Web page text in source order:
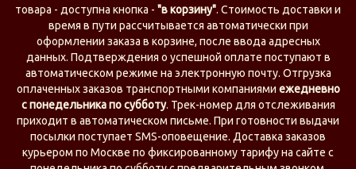
товара - доступна кнопка - "в корзину". Стоимость доставки и
время в пути рассчитывается автоматически при
оформлении заказа в корзине, после ввода адресных
данных. Подтверждения о успешной оплате поступают в
автоматическом режиме на электронную почту. Отгрузка
оплаченных заказов транспортными компаниями ежедневно
с понедельника по субботу. Трек-номер для отслеживания
приходит в автоматическом письме. При готовности выдачи
посылки поступает SMS-оповещение. Доставка заказов
курьером по Москве по фиксированному тарифу на сайте с